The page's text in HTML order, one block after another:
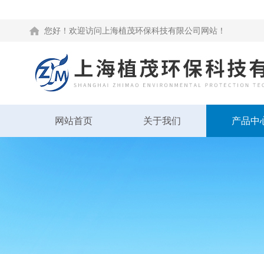
您好！欢迎访问上海植茂环保科技有限公司网站！
网站首页 关于我们 产品中